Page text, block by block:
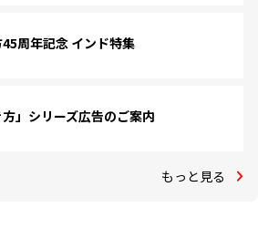
周年記念 インド特集
方」シリーズ広告のご案内
もっと見る